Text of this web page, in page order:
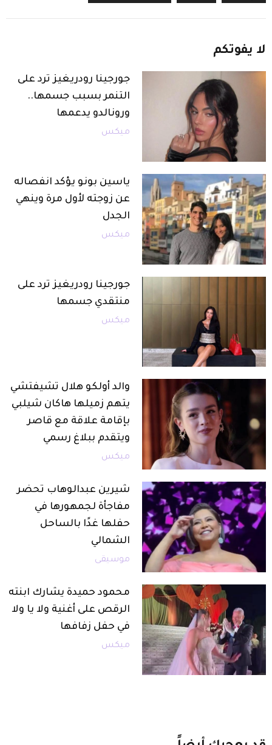
لا يفوتكم
جورجينا رودريغيز ترد على
التنمر بسبب جسمها..
ورونالدو يدعمها
ميكس
ياسين بونو يؤكد انفصاله
عن زوجته لأول مرة وينهي
الجدل
ميكس
جورجينا رودريغيز ترد على
منتقدي جسمها
ميكس
والد أولكو هلال تشيفتشي
يتهم زميلها هاكان شيلبي
بإقامة علاقة مع قاصر
ويتقدم ببلاغ رسمي
ميكس
شيرين عبدالوهاب تحضر
مفاجأة لجمهورها في
حفلها غدًا بالساحل
الشمالي
موسيقى
محمود حميدة يشارك ابنته
الرقص على أغنية ولا يا ولا
في حفل زفافها
ميكس